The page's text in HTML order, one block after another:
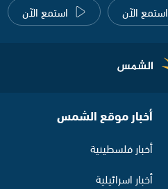
استمع الآن
استمع الآن
أخبار موقع الشمس
أخبار فلسطينية
أخبار اسرائيلية